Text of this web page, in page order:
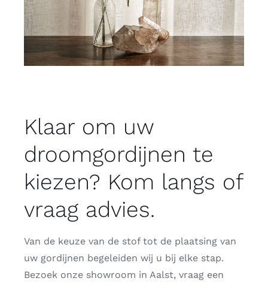
Klaar om uw
droomgordijnen te
kiezen? Kom langs of
vraag advies.
Van de keuze van de stof tot de plaatsing van
uw gordijnen begeleiden wij u bij elke stap.
Bezoek onze showroom in Aalst, vraag een